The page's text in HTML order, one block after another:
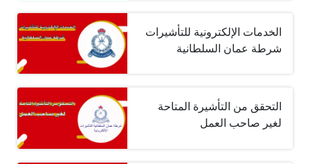
الخدمات الإلكترونية للتأشيرات
شرطة عمان السلطانية
التحقق من التأشيرة المتاحة
لغير صاحب العمل